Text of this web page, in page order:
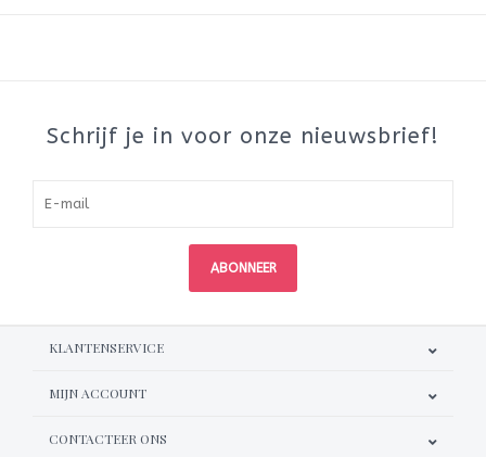
Schrijf je in voor onze nieuwsbrief!
ABONNEER
KLANTENSERVICE
MIJN ACCOUNT
CONTACTEER ONS